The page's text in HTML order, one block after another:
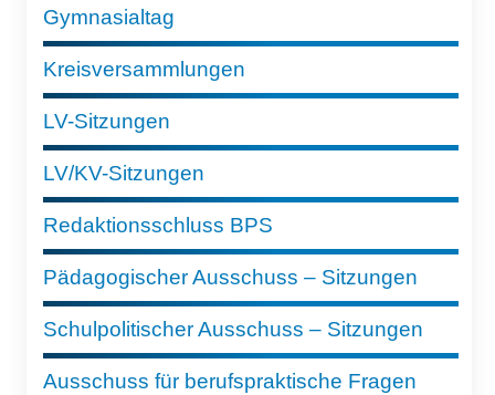
Gymnasialtag
Kreisversammlungen
LV-Sitzungen
LV/KV-Sitzungen
Redaktionsschluss BPS
Pädagogischer Ausschuss – Sitzungen
Schulpolitischer Ausschuss – Sitzungen
Ausschuss für berufspraktische Fragen